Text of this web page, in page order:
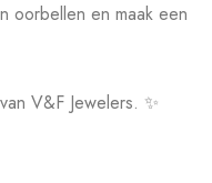
oorbellen en maak een
V&F Jewelers. ✨